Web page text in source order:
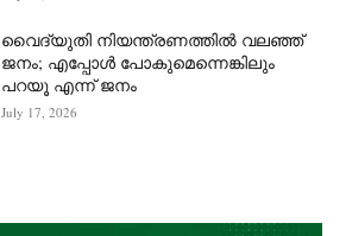
വൈദ്യുതി നിയന്ത്രണത്തിൽ വലഞ്ഞ്
ജനം; എപ്പോൾ പോകുമെന്നെങ്കിലും
പറയൂ എന്ന് ജനം
July 17, 2026